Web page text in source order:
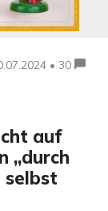
• 30
auf
„durch
selbst